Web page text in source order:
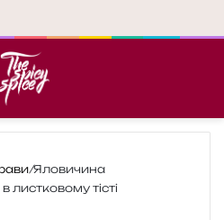
/Яловичина
листковому тісті